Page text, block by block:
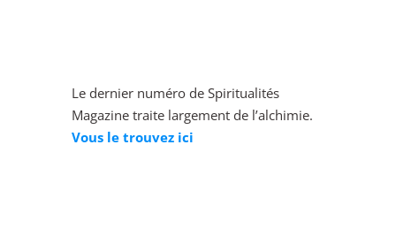
Le dernier numéro de Spiritualités
Magazine traite largement de l’alchimie.
Vous le trouvez ici